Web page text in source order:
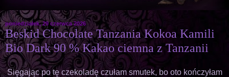
poniedziałek, 29 czerwca 2026
Beskid Chocolate Tanzania Kokoa Kamili
Bio Dark 90 % Kakao ciemna z Tanzanii
Sięgając po tę czekoladę czułam smutek, bo oto kończyłam